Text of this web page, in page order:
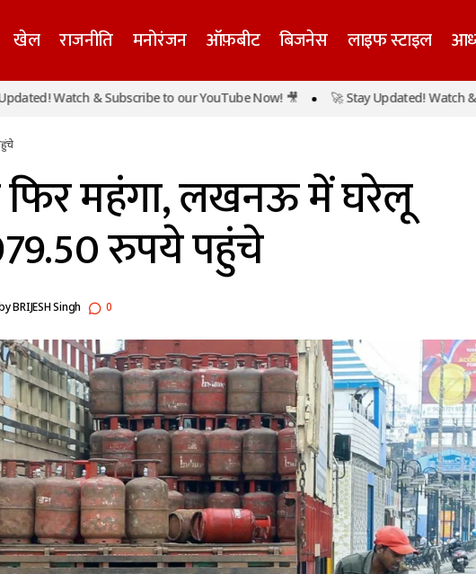
खेल राजनीति मनोरंजन ऑफ़बीट बिजनेस लाइफ स्टाइल
प्रदेश LPG सिलेंडर फिर महंगा, लखनऊ में घरेलू गैस के दाम
Watch & Subscribe to our YouTube Now! 🎥 🚀 Stay Updated! Watch &
फिर महंगा, लखनऊ में घरेलू
रुपये पहुंचे
BRIJESH Singh 0